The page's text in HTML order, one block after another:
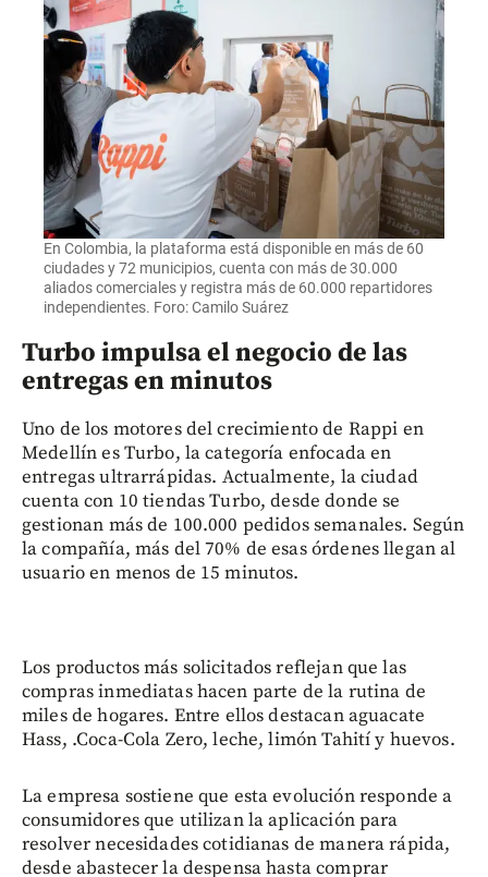
En Colombia, la plataforma está disponible en más de 60
ciudades y 72 municipios, cuenta con más de 30.000
aliados comerciales y registra más de 60.000 repartidores
independientes. Foro: Camilo Suárez
Turbo impulsa el negocio de las
entregas en minutos
Uno de los motores del crecimiento de Rappi en
Medellín es Turbo, la categoría enfocada en
entregas ultrarrápidas. Actualmente, la ciudad
cuenta con 10 tiendas Turbo, desde donde se
gestionan más de 100.000 pedidos semanales. Según
la compañía, más del 70% de esas órdenes llegan al
usuario en menos de 15 minutos.
Los productos más solicitados reflejan que las
compras inmediatas hacen parte de la rutina de
miles de hogares. Entre ellos destacan aguacate
Hass, .Coca-Cola Zero, leche, limón Tahití y huevos.
La empresa sostiene que esta evolución responde a
consumidores que utilizan la aplicación para
resolver necesidades cotidianas de manera rápida,
desde abastecer la despensa hasta comprar